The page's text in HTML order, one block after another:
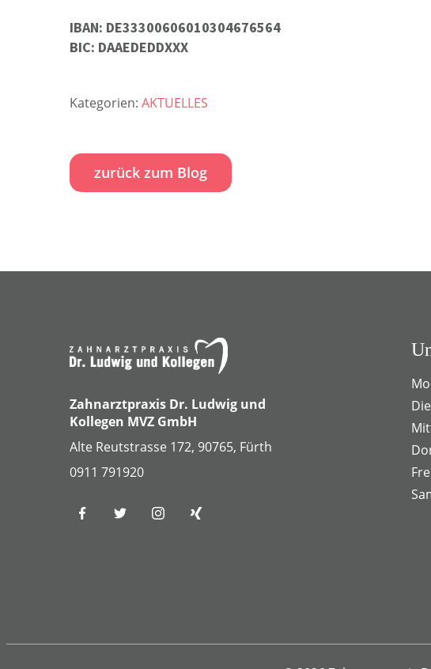
IBAN: DE33300606010304676564
BIC: DAAEDEDDXXX
Kategorien: AKTUELLES
zurück zum Blog
Zahnarztpraxis Dr. Ludwig und
Kollegen MVZ GmbH
Alte Reutstrasse 172, 90765, Fürth
0911 791920